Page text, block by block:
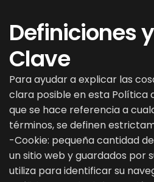
Definiciones
Clave
Para ayudar a explicar las
clara posible en esta Política
que se hace referencia a
términos, se definen
-Cookie: pequeña cantidad
un sitio web y guardados por
utiliza para identificar su